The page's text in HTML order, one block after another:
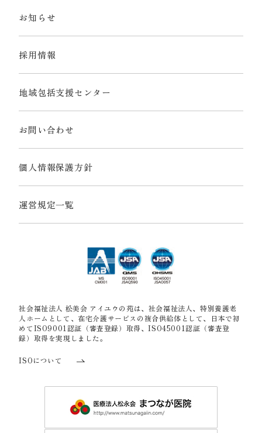
お知らせ
採用情報
地域包括支援センター
お問い合わせ
個人情報保護方針
運営規定一覧
社会福祉法人 松美会 アイユウの苑は、社会福祉法人、特別養護老
人ホームとして、在宅介護サービスの複合供給体として、日本で初
めてISO9001認証（審査登録）取得、ISO45001認証（審査登
録）取得を実現しました。
ISOについて